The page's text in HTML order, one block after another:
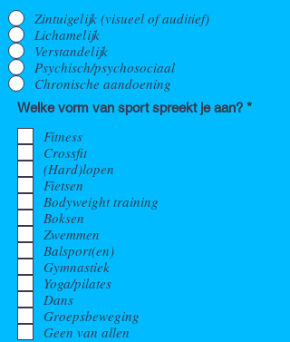
Zintuigelijk (visueel of auditief)
Lichamelijk
Verstandelijk
Psychisch/psychosociaal
Chronische aandoening
Welke vorm van sport spreekt je aan? *V
Fitness
Crossfit
(Hard)lopen
Fietsen
Bodyweight training
Boksen
Zwemmen
Balsport(en)
Gymnastiek
Yoga/pilates
Dans
Groepsbeweging
Geen van allen